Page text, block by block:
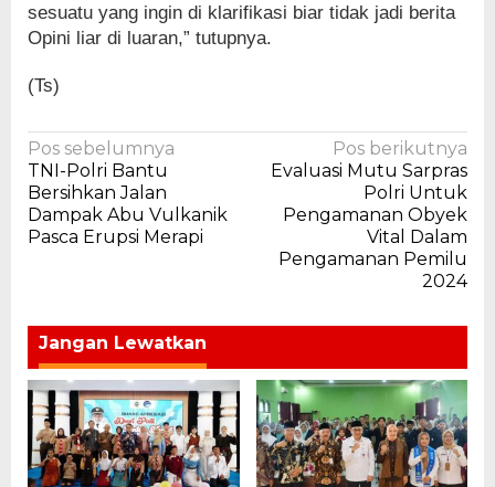
sesuatu yang ingin di klarifikasi biar tidak jadi berita
Opini liar di luaran,” tutupnya.
(Ts)
Navigasi
pos
Pos sebelumnya
TNI-Polri Bantu
Bersihkan Jalan
Dampak Abu Vulkanik
Pasca Erupsi Merapi
Pos berikutnya
Evaluasi Mutu Sarpras
Polri Untuk
Pengamanan Obyek
Vital Dalam
Pengamanan Pemilu
2024
Jangan Lewatkan